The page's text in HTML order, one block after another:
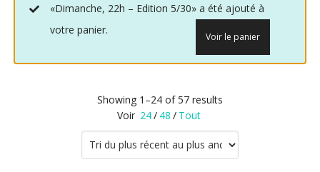
«Dimanche, 22h – Edition 5/30» a été ajouté à
votre panier.
Voir le panier
Showing 1–24 of 57 results
Voir 24/ 48 / Tout